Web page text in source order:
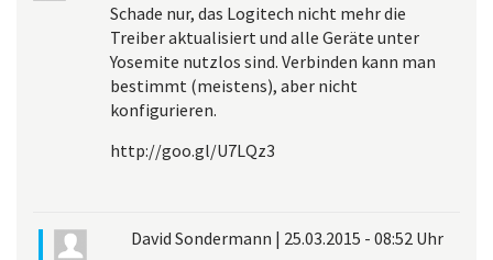
Schade nur, das Logitech nicht mehr die
Treiber aktualisiert und alle Geräte unter
Yosemite nutzlos sind. Verbinden kann man
bestimmt (meistens), aber nicht
konfigurieren.
http://goo.gl/U7LQz3
David Sondermann | 25.03.2015 - 08:52 Uhr